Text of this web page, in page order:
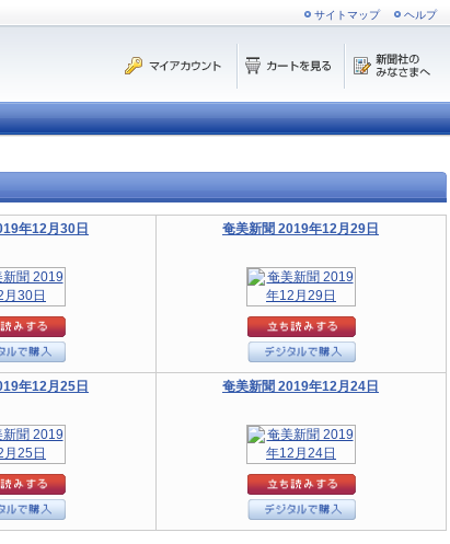
サイトマップ ヘルプ
年12月30日 奄美新聞 2019年12月29日
年12月25日 奄美新聞 2019年12月24日